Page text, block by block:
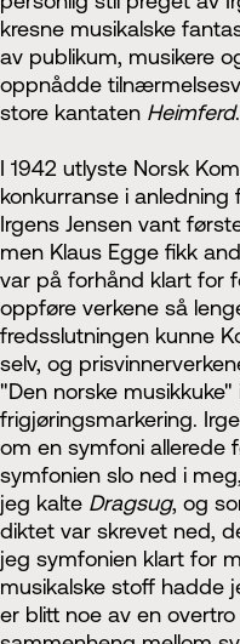
kresne musikalske
av publikum, musikere
oppnådde
store kantaten Heimferd.
I 1942 utlyste Norsk
konkurranse i
Irgens Jensen vant
men Klaus Egge fikk
var på forhånd klart for
oppføre verkene så
fredsslutningen kunne
selv, og
"Den norske
frigjøringsmarkering.
om en symfoni allerede
symfonien slo ned i
jeg kalte Dragsug, og
diktet var skrevet ned,
jeg symfonien klart for
musikalske stoff hadde
er blitt noe av en